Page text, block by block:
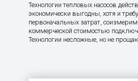
Технологии тепловых насосов
экономически выгодны, хотя и
первоначальных затрат,
коммерческой стоимостью
Технологии несложные, но не